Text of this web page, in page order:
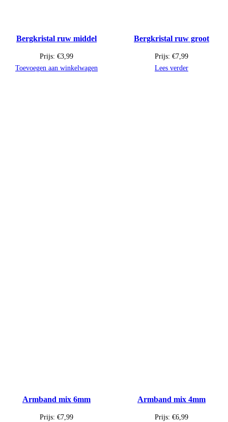
Bergkristal ruw middel
Prijs: €3,99
Toevoegen aan winkelwagen
Bergkristal ruw groot
Prijs: €7,99
Lees verder
Armband mix 6mm
Prijs: €7,99
Armband mix 4mm
Prijs: €6,99